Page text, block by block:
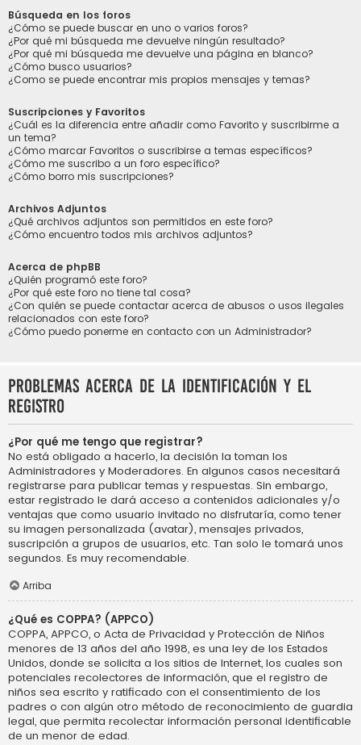
Búsqueda en los foros
¿Cómo se puede buscar en uno o varios foros?
¿Por qué mi búsqueda me devuelve ningún resultado?
¿Por qué mi búsqueda me devuelve una página en blanco?
¿Cómo busco usuarios?
¿Como se puede encontrar mis propios mensajes y temas?
Suscripciones y Favoritos
¿Cuál es la diferencia entre añadir como Favorito y suscribirme a
un tema?
¿Cómo marcar Favoritos o suscribirse a temas específicos?
¿Cómo me suscribo a un foro específico?
¿Cómo borro mis suscripciones?
Archivos Adjuntos
¿Qué archivos adjuntos son permitidos en este foro?
¿Cómo encuentro todos mis archivos adjuntos?
Acerca de phpBB
¿Quién programó este foro?
¿Por qué este foro no tiene tal cosa?
¿Con quién se puede contactar acerca de abusos o usos ilegales
relacionados con este foro?
¿Cómo puedo ponerme en contacto con un Administrador?
Problemas acerca de la identificación y el
registro
¿Por qué me tengo que registrar?
No está obligado a hacerlo, la decisión la toman los
Administradores y Moderadores. En algunos casos necesitará
registrarse para publicar temas y respuestas. Sin embargo,
estar registrado le dará acceso a contenidos adicionales y/o
ventajas que como usuario invitado no disfrutaría, como tener
su imagen personalizada (avatar), mensajes privados,
suscripción a grupos de usuarios, etc. Tan solo le tomará unos
segundos. Es muy recomendable.
Arriba
¿Qué es COPPA? (APPCO)
COPPA, APPCO, o Acta de Privacidad y Protección de Niños
menores de 13 años del año 1998, es una ley de los Estados
Unidos, donde se solicita a los sitios de Internet, los cuales son
potenciales recolectores de información, que el registro de
niños sea escrito y ratificado con el consentimiento de los
padres o con algún otro método de reconocimiento de guardia
legal, que permita recolectar información personal identificable
de un menor de edad.